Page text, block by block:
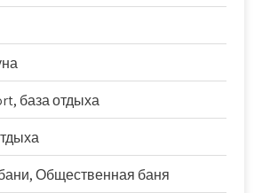
база отдыха
Общественная баня